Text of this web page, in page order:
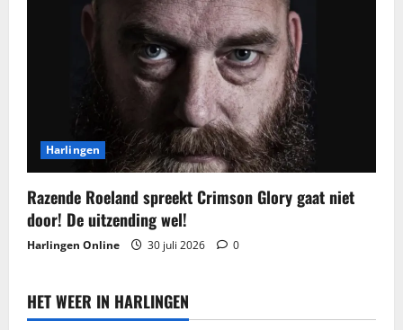
Harlingen
Razende Roeland spreekt Crimson Glory gaat niet
door! De uitzending wel!
Harlingen Online 30 juli 2026 0
HET WEER IN HARLINGEN